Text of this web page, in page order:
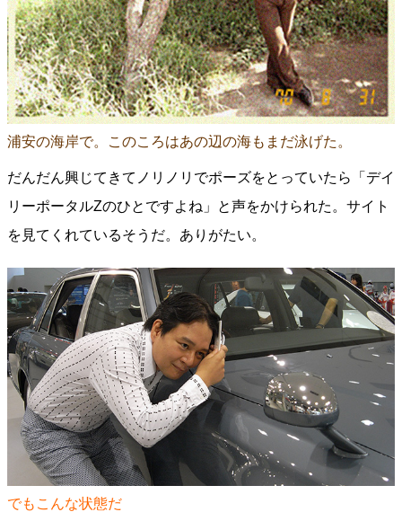
浦安の海岸で。このころはあの辺の海もまだ泳げた。
だんだん興じてきてノリノリでポーズをとっていたら「デイ
リーポータルZのひとですよね」と声をかけられた。サイト
を見てくれているそうだ。ありがたい。
でもこんな状態だ